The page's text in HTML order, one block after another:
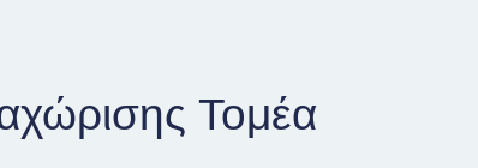
Τομέα